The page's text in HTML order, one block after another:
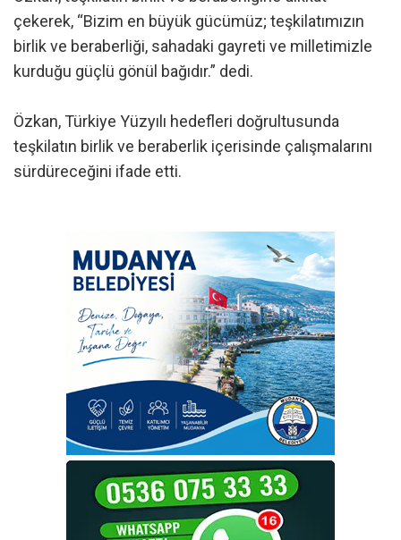
çekerek, “Bizim en büyük gücümüz; teşkilatımızın
birlik ve beraberliği, sahadaki gayreti ve milletimizle
kurduğu güçlü gönül bağıdır.” dedi.
Özkan, Türkiye Yüzyılı hedefleri doğrultusunda
teşkilatın birlik ve beraberlik içerisinde çalışmalarını
sürdüreceğini ifade etti.